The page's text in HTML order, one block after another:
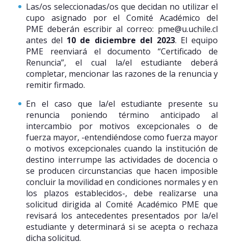
Las/os seleccionadas/os que decidan no utilizar el
cupo asignado por el Comité Académico del
PME deberán escribir al correo: pme@u.uchile.cl
antes del 10 de diciembre del 2023. El equipo
PME reenviará el documento “Certificado de
Renuncia”, el cual la/el estudiante deberá
completar, mencionar las razones de la renuncia y
remitir firmado.
En el caso que la/el estudiante presente su
renuncia poniendo término anticipado al
intercambio por motivos excepcionales o de
fuerza mayor, -entendiéndose como fuerza mayor
o motivos excepcionales cuando la institución de
destino interrumpe las actividades de docencia o
se producen circunstancias que hacen imposible
concluir la movilidad en condiciones normales y en
los plazos establecidos-, debe realizarse una
solicitud dirigida al Comité Académico PME que
revisará los antecedentes presentados por la/el
estudiante y determinará si se acepta o rechaza
dicha solicitud.